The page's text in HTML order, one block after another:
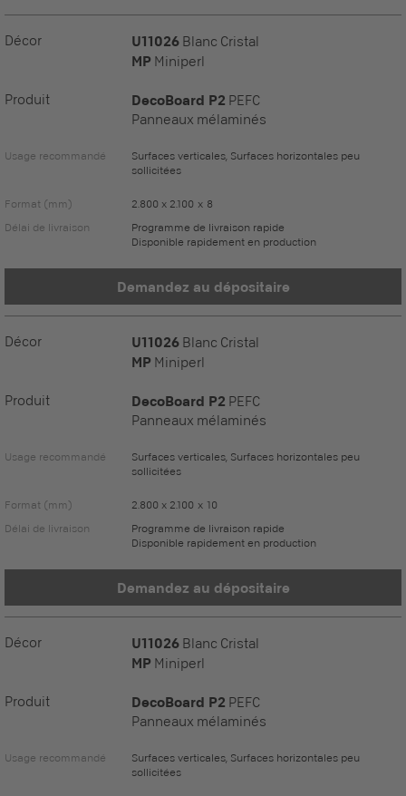
Décor U11026 Blanc Cristal
MP Miniperl
Produit DecoBoard P2 PEFC
Panneaux mélaminés
Usage recommandé
Surfaces verticales, Surfaces horizontales peu
sollicitées
Format (mm)
2.800 x 2.100 x 8
Délai de livraison
Programme de livraison rapide
Disponible rapidement en production
Demandez au dépositaire
Décor U11026 Blanc Cristal
MP Miniperl
Produit DecoBoard P2 PEFC
Panneaux mélaminés
Usage recommandé
Surfaces verticales, Surfaces horizontales peu
sollicitées
Format (mm)
2.800 x 2.100 x 10
Délai de livraison
Programme de livraison rapide
Disponible rapidement en production
Demandez au dépositaire
Décor U11026 Blanc Cristal
MP Miniperl
Produit DecoBoard P2 PEFC
Panneaux mélaminés
Usage recommandé
Surfaces verticales, Surfaces horizontales peu
sollicitées